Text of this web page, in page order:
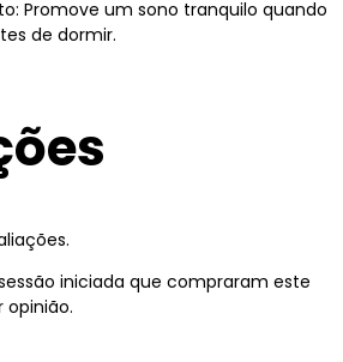
Promove um sono tranquilo quando
de dormir.
iniciada que compraram este
opinião.